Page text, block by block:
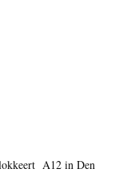
A12 in Den